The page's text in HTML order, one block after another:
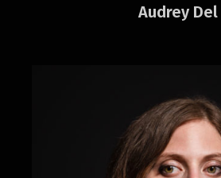
Audrey Del